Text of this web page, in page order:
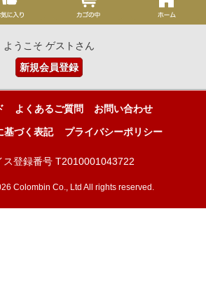
ようこそ ゲストさん
新規会員登録
よくあるご質問 お問い合わせ
基づく表記 プライバシーポリシー
ス登録番号 T2010001043722
Colombin Co., Ltd All rights reserved.